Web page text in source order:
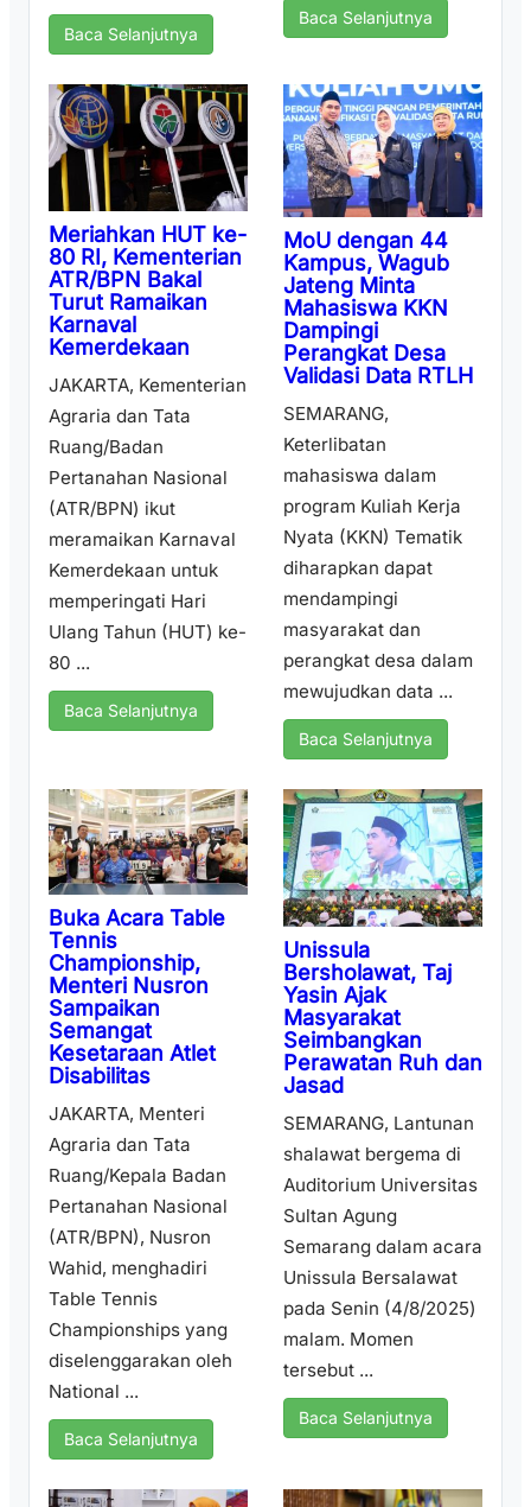
Baca Selanjutnya
Baca Selanjutnya
Meriahkan HUT ke-
80 RI, Kementerian
ATR/BPN Bakal
Turut Ramaikan
Karnaval
Kemerdekaan
JAKARTA, Kementerian
Agraria dan Tata
Ruang/Badan
Pertanahan Nasional
(ATR/BPN) ikut
meramaikan Karnaval
Kemerdekaan untuk
memperingati Hari
Ulang Tahun (HUT) ke-
80 ...
Baca Selanjutnya
MoU dengan 44
Kampus, Wagub
Jateng Minta
Mahasiswa KKN
Dampingi
Perangkat Desa
Validasi Data RTLH
SEMARANG,
Keterlibatan
mahasiswa dalam
program Kuliah Kerja
Nyata (KKN) Tematik
diharapkan dapat
mendampingi
masyarakat dan
perangkat desa dalam
mewujudkan data ...
Baca Selanjutnya
Buka Acara Table
Tennis
Championship,
Menteri Nusron
Sampaikan
Semangat
Kesetaraan Atlet
Disabilitas
JAKARTA, Menteri
Agraria dan Tata
Ruang/Kepala Badan
Pertanahan Nasional
(ATR/BPN), Nusron
Wahid, menghadiri
Table Tennis
Championships yang
diselenggarakan oleh
National ...
Baca Selanjutnya
Unissula
Bersholawat, Taj
Yasin Ajak
Masyarakat
Seimbangkan
Perawatan Ruh dan
Jasad
SEMARANG, Lantunan
shalawat bergema di
Auditorium Universitas
Sultan Agung
Semarang dalam acara
Unissula Bersalawat
pada Senin (4/8/2025)
malam. Momen
tersebut ...
Baca Selanjutnya